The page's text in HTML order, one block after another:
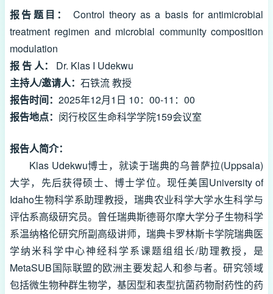
报告题目： Control theory as a basis for antimicrobial
treatment regimen and microbial community composition
modulation
报 告 人：
Dr. Klas I Udekwu
主持人/邀请人： 石铁流 教授
报告时间： 2025年12月1日 10：00-11：00
报告地点： 闵行校区生命科学学院159会议室
报告人简介：
Klas Udekwu博士，就读于瑞典的乌普萨拉(Uppsala)
大学，先后获得硕士、博士学位。现任美国University of
Idaho生物科学系助理教授，瑞典农业科学大学水生科学与
评估系高级研究员。曾任瑞典斯德哥尔摩大学分子生物科学
系温纳格伦研究所副高级讲师，瑞典卡罗林斯卡学院瑞典医
学纳米科学中心神经科学系课题组组长/助理教授，是
MetaSUB国际联盟的欧洲主要发起人和参与者。研究领域
包括微生物种群生物学，基因型和表型抗菌药物耐药性的药